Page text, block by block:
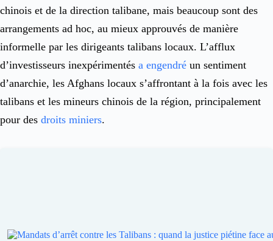
chinois et de la direction talibane, mais beaucoup sont des
arrangements ad hoc, au mieux approuvés de manière
informelle par les dirigeants talibans locaux. L’afflux
d’investisseurs inexpérimentés a engendré un sentiment
d’anarchie, les Afghans locaux s’affrontant à la fois avec les
talibans et les mineurs chinois de la région, principalement
pour des droits miniers.